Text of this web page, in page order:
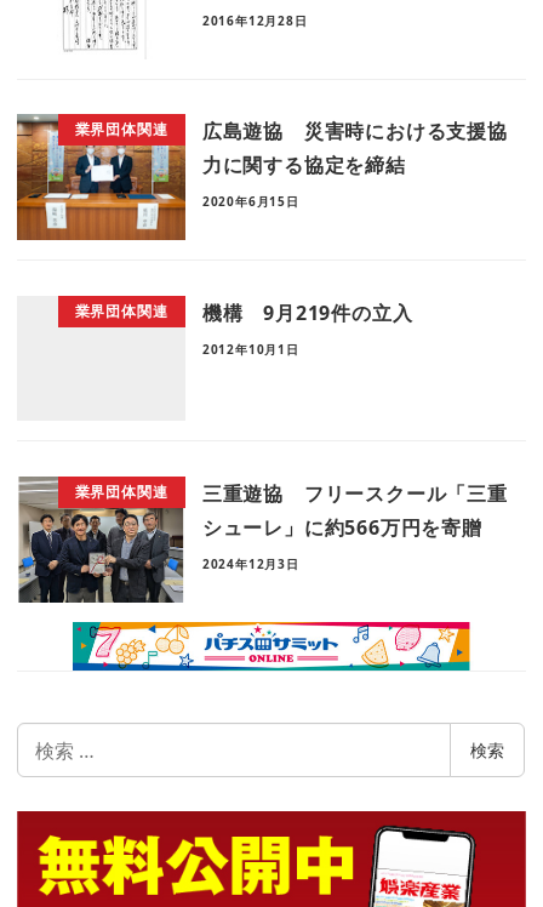
2016年12月28日
業界団体関連
広島遊協 災害時における支援協
力に関する協定を締結
2020年6月15日
業界団体関連 機構 9月219件の立入
2012年10月1日
業界団体関連
三重遊協 フリースクール「三重
シューレ」に約566万円を寄贈
2024年12月3日
索
検索